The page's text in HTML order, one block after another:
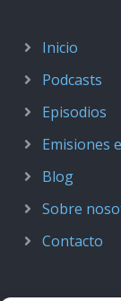
Inicio
Podcasts
Episodios
Emisiones
Blog
Sobre
Contacto